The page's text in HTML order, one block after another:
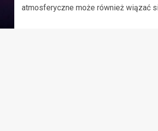
atmosferyczne może również wiązać